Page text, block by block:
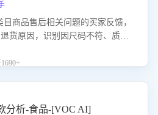
商品售后相关问题的买家反馈，
货原因，识别因尺码不符、质量
务，实现销售额的显著提升。
分析-食品-[VOC AI]